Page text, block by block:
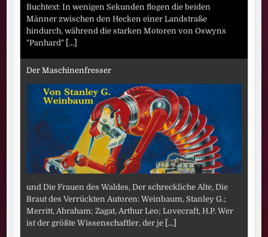
Buchtext: In wenigen Sekunden flogen die beiden
Männer zwischen den Hecken einer Landstraße
hindurch, während die starken Motoren von Oswyns
"Panhard" [...]
Der Maschinenfresser
und Die Frauen des Waldes, Der schreckliche Alte, Die
Braut des Verrückten Autoren: Weinbaum, Stanley G.;
Merritt, Abraham; Zagat, Arthur Leo; Lovecraft, H.P. Wer
ist der größte Wissenschaftler, der je [...]